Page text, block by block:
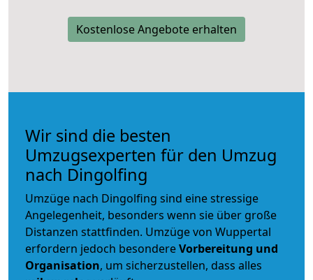
Kostenlose Angebote erhalten
Wir sind die besten
Umzugsexperten für den Umzug
nach Dingolfing
Umzüge nach Dingolfing sind eine stressige
Angelegenheit, besonders wenn sie über große
Distanzen stattfinden. Umzüge von Wuppertal
erfordern jedoch besondereVorbereitung und
Organisation, um sicherzustellen, dass alles